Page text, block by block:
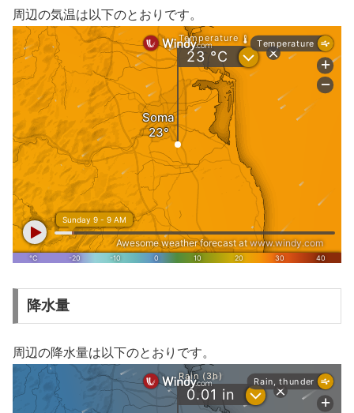
周辺の気温は以下のとおりです。
降水量
周辺の降水量は以下のとおりです。